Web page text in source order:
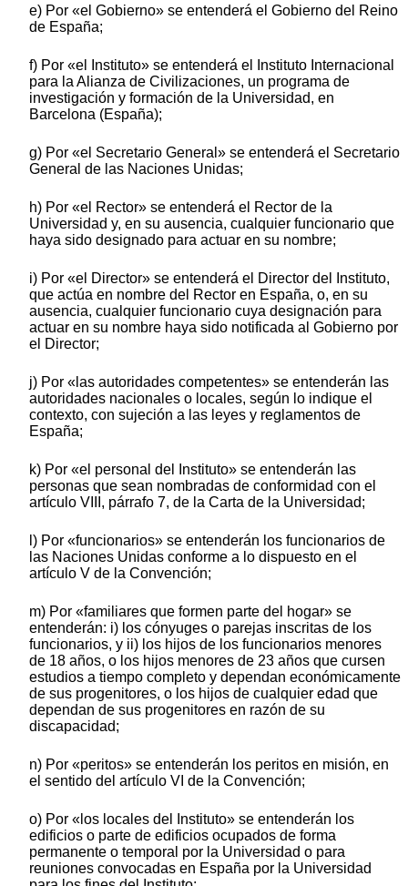
e) Por «el Gobierno» se entenderá el Gobierno del Reino
de España;
f) Por «el Instituto» se entenderá el Instituto Internacional
para la Alianza de Civilizaciones, un programa de
investigación y formación de la Universidad, en
Barcelona (España);
g) Por «el Secretario General» se entenderá el Secretario
General de las Naciones Unidas;
h) Por «el Rector» se entenderá el Rector de la
Universidad y, en su ausencia, cualquier funcionario que
haya sido designado para actuar en su nombre;
i) Por «el Director» se entenderá el Director del Instituto,
que actúa en nombre del Rector en España, o, en su
ausencia, cualquier funcionario cuya designación para
actuar en su nombre haya sido notificada al Gobierno por
el Director;
j) Por «las autoridades competentes» se entenderán las
autoridades nacionales o locales, según lo indique el
contexto, con sujeción a las leyes y reglamentos de
España;
k) Por «el personal del Instituto» se entenderán las
personas que sean nombradas de conformidad con el
artículo VIII, párrafo 7, de la Carta de la Universidad;
l) Por «funcionarios» se entenderán los funcionarios de
las Naciones Unidas conforme a lo dispuesto en el
artículo V de la Convención;
m) Por «familiares que formen parte del hogar» se
entenderán: i) los cónyuges o parejas inscritas de los
funcionarios, y ii) los hijos de los funcionarios menores
de 18 años, o los hijos menores de 23 años que cursen
estudios a tiempo completo y dependan económicamente
de sus progenitores, o los hijos de cualquier edad que
dependan de sus progenitores en razón de su
discapacidad;
n) Por «peritos» se entenderán los peritos en misión, en
el sentido del artículo VI de la Convención;
o) Por «los locales del Instituto» se entenderán los
edificios o parte de edificios ocupados de forma
permanente o temporal por la Universidad o para
reuniones convocadas en España por la Universidad